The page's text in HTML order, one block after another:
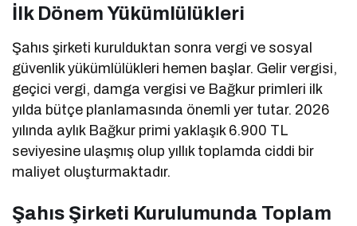
İlk Dönem Yükümlülükleri
Şahıs şirketi kurulduktan sonra vergi ve sosyal
güvenlik yükümlülükleri hemen başlar. Gelir vergisi,
geçici vergi, damga vergisi ve Bağkur primleri ilk
yılda bütçe planlamasında önemli yer tutar. 2026
yılında aylık Bağkur primi yaklaşık 6.900 TL
seviyesine ulaşmış olup yıllık toplamda ciddi bir
maliyet oluşturmaktadır.
Şahıs Şirketi Kurulumunda Toplam